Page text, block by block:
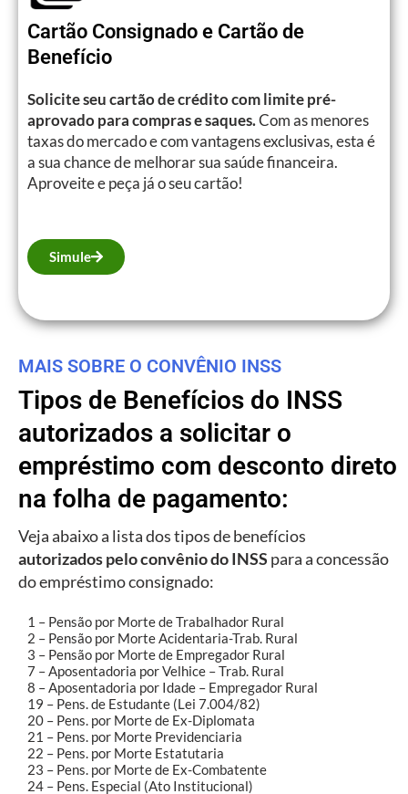
Cartão Consignado e Cartão de
Benefício
Solicite seu cartão de crédito com limite pré-
aprovado para compras e saques.Com as menores
taxas do mercado e com vantagens exclusivas, esta é
a sua chance de melhorar sua saúde financeira.
Aproveite e peça já o seu cartão!
Simule
MAIS SOBRE O CONVÊNIO INSS
Tipos de Benefícios do INSS
autorizados a solicitar o
empréstimo com desconto direto
na folha de pagamento:
Veja abaixo a lista dos tipos de benefícios
autorizados pelo convênio do INSS para a concessão
do empréstimo consignado:
1 – Pensão por Morte de Trabalhador Rural
2 – Pensão por Morte Acidentaria-Trab. Rural
3 – Pensão por Morte de Empregador Rural
7 – Aposentadoria por Velhice – Trab. Rural
8 – Aposentadoria por Idade – Empregador Rural
19 – Pens. de Estudante (Lei 7.004/82)
20 – Pens. por Morte de Ex-Diplomata
21 – Pens. por Morte Previdenciaria
22 – Pens. por Morte Estatutaria
23 – Pens. por Morte de Ex-Combatente
24 – Pens. Especial (Ato Institucional)